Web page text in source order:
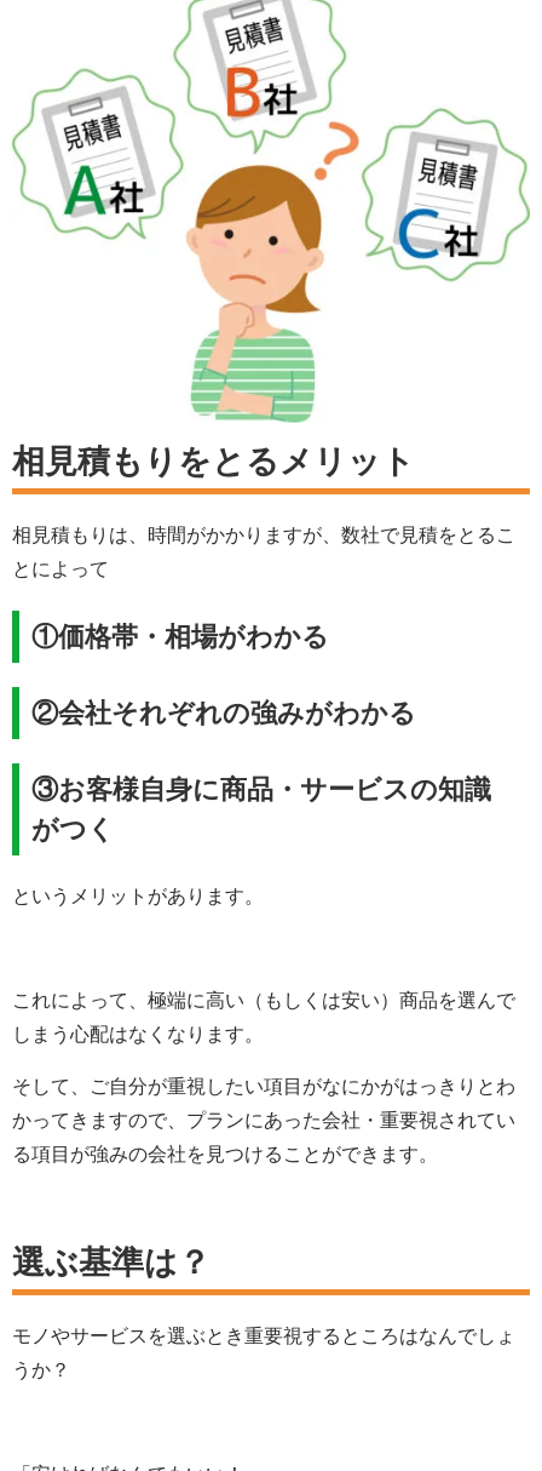
相見積もりをとるメリット
相見積もりは、時間がかかりますが、数社で見積をとるこ
とによって
①価格帯・相場がわかる
②会社それぞれの強みがわかる
③お客様自身に商品・サービスの知識
がつく
というメリットがあります。
これによって、極端に高い（もしくは安い）商品を選んで
しまう心配はなくなります。
そして、ご自分が重視したい項目がなにかがはっきりとわ
かってきますので、プランにあった会社・重要視されてい
る項目が強みの会社を見つけることができます。
選ぶ基準は？
モノやサービスを選ぶとき重要視するところはなんでしょ
うか？